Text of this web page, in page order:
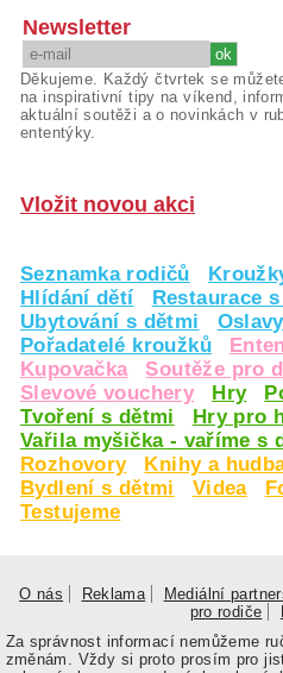
Newsletter
Děkujeme. Každý čtvrtek se
na inspirativní tipy na víkend,
aktuální soutěži a o novinkách v
ententýky.
Vložit novou akci
Seznamka rodičů
Hlídání dětí
Restaurace
Ubytování s dětmi
Pořadatelé kroužků
Kupovačka
Soutěže pro
Slevové vouchery
Hry
Tvoření s dětmi
Hry pro
Vařila myšička - vaříme s
Rozhovory
Knihy a
Bydlení s dětmi
Videa
Testujeme
O nás Reklama Mediální
pro rodiče
Za správnost informací nemůžeme
změnám. Vždy si proto prosím pro